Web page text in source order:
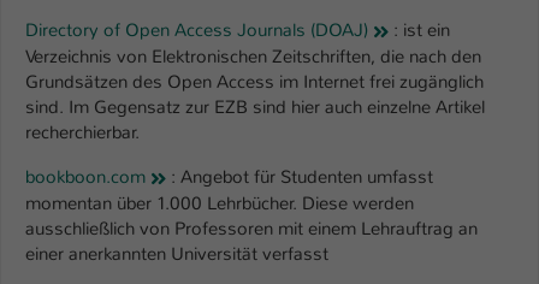
Directory of Open Access Journals (DOAJ)
: ist ein
Verzeichnis von Elektronischen Zeitschriften, die nach den
Grundsätzen des Open Access im Internet frei zugänglich
sind. Im Gegensatz zur EZB sind hier auch einzelne Artikel
recherchierbar.
bookboon.com
: Angebot für Studenten umfasst
momentan über 1.000 Lehrbücher. Diese werden
ausschließlich von Professoren mit einem Lehrauftrag an
einer anerkannten Universität verfasst